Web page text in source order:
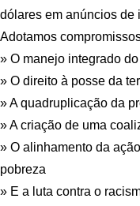
dólares em anúncios de
Adotamos
» O manejo integrado
» O direito à posse da
» A quadruplicação da
» A criação de uma
» O alinhamento da
pobreza
» E a luta contra o